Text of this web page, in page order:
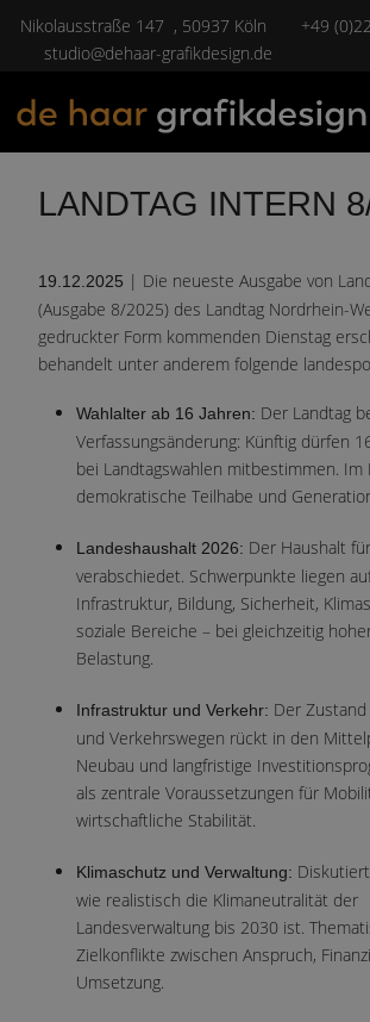
Nikolausstraße 147 , 50937 Köln
+49
studio@dehaar-grafikdesign.de
LANDTAG INTERN
19.12.2025 | Die neueste Ausgabe von
(Ausgabe 8/2025) des Landtag Nordrhein-
gedruckter Form kommenden Dienstag
behandelt unter anderem folgende
Wahlalter ab 16 Jahren: Der Landtag
Verfassungsänderung: Künftig dürfen
bei Landtagswahlen mitbestimmen. Im
demokratische Teilhabe und
Landeshaushalt 2026: Der Haushalt
verabschiedet. Schwerpunkte liegen
Infrastruktur, Bildung, Sicherheit,
soziale Bereiche – bei gleichzeitig
Belastung.
Infrastruktur und Verkehr: Der
und Verkehrswegen rückt in den
Neubau und langfristige
als zentrale Voraussetzungen für
wirtschaftliche Stabilität.
Klimaschutz und Verwaltung:
wie realistisch die Klimaneutralität der
Landesverwaltung bis 2030 ist.
Zielkonflikte zwischen Anspruch,
Umsetzung.